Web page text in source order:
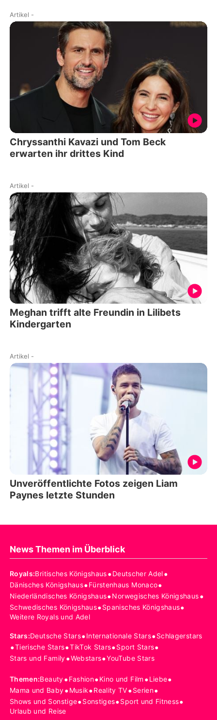
Artikel -
Chryssanthi Kavazi und Tom Beck
erwarten ihr drittes Kind
Artikel -
Meghan trifft alte Freundin in Lilibets
Kindergarten
Artikel -
Unveröffentlichte Fotos zeigen Liam
Paynes letzte Stunden
News Themen im Überblick
Royals:Britisches Königshaus•Deutscher Adel•
Dänisches Königshaus•Fürstenhaus Monaco•
Niederländisches Königshaus•Norwegisches Königshaus•
Schwedisches Königshaus•Spanisches Königshaus•
Weitere Royals und Adel
Stars:Deutsche Stars•Internationale Stars•Schlagerstars
•Tierische Stars•TikTok Stars•Sport Stars•
Stars und Family•Webstars•YouTube Stars
Themen:Beauty•Fashion•Kino und Film •Liebe•
Mama und Baby•Musik•Reality TV•Serien•
Shows und Sonstige•Sonstiges•Sport und Fitness•
Urlaub und Reise